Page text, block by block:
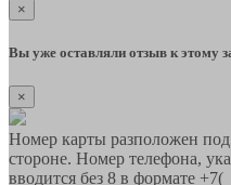
×
Вы уже оставляли отзыв к этому
×
Номер карты разположен
стороне. Номер телефона,
вводится без 8 в формате